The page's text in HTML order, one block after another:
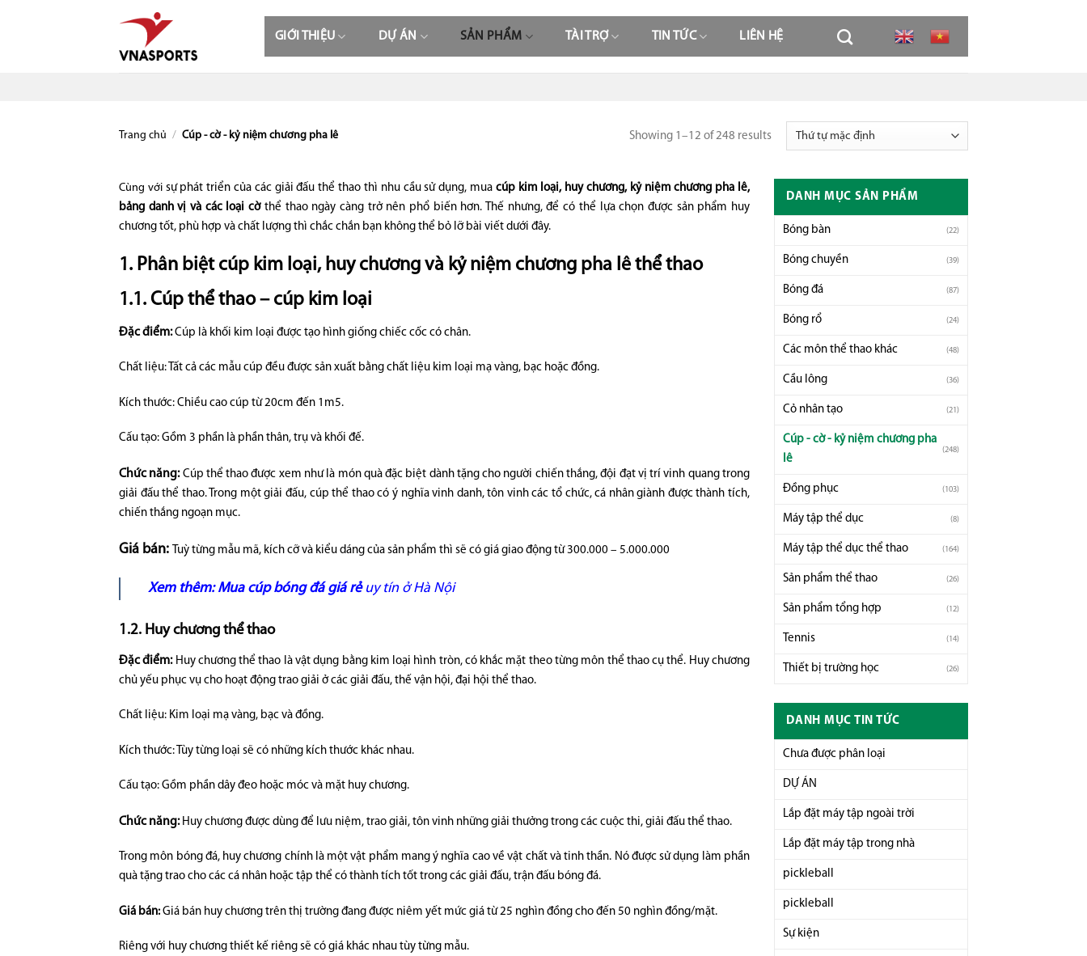
GIỚI THIỆU DỰ ÁN SẢN PHẨM TÀI TRỢ TIN TỨC LIÊN HỆ
Trang chủ / Cúp - cờ - kỷ niệm chương pha lê Showing 1–12 of 248 results
Cùng vớisự phát triển của các giải đấu thể thao thì nhu cầu sử dụng, mua cúp kim loại, huy chương, kỷ niệm chương pha lê,
bảng danh vị và các loại cờ thể thao ngày càng trở nên phổ biến hơn. Thế nhưng, để có thể lựa chọn được sản phẩm huy
chương tốt, phù hợp và chất lượng thì chắc chắn bạn không thể bỏ lỡ bài viết dưới đây.
1. Phân biệt cúp kim loại, huy chương và kỷ niệm chương pha lê thể thao
1.1. Cúp thể thao – cúp kim loại
Đặc điểm:Cúp là khối kim loại được tạo hình giống chiếc cốc có chân.
Chất liệu: Tất cả các mẫu cúp đều được sản xuất bằng chất liệu kim loại mạ vàng, bạc hoặc đồng.
Kích thước: Chiều cao cúp từ 20cm đến 1m5.
Cấu tạo: Gồm 3 phần là phần thân, trụ và khối đế.
Chức năng:Cúp thể thao được xem như là món quà đặc biệt dành tặng cho người chiến thắng, đội đạt vị trí vinh quang trong
giải đấu thể thao. Trong một giải đấu, cúp thể thao có ý nghĩa vinh danh, tôn vinh các tổ chức, cá nhân giành được thành tích,
chiến thắng ngoạn mục.
Giá bán: Tuỳ từng mẫu mã, kích cỡ và kiểu dáng của sản phẩm thì sẽ có giá giao động từ 300.000 – 5.000.000
Xem thêm:Mua cúp bóng đá giá rẻ uy tín ở Hà Nội
1.2. Huy chương thể thao
Đặc điểm: Huy chương thể thao là vật dụng bằng kim loại hình tròn, có khắc mặt theo từng môn thể thao cụ thể. Huy chương
chủ yếu phục vụ cho hoạt động trao giải ở các giải đấu, thế vận hội, đại hội thể thao.
Chất liệu: Kim loại mạ vàng, bạc và đồng.
Kích thước: Tùy từng loại sẽ có những kích thước khác nhau.
Cấu tạo: Gồm phần dây đeo hoặc móc và mặt huy chương.
Chức năng:Huy chương được dùng để lưu niệm, trao giải, tôn vinh những giải thưởng trong các cuộc thi, giải đấu thể thao.
Trong môn bóng đá, huy chương chính là một vật phẩm mang ý nghĩa cao về vật chất và tinh thần. Nó được sử dụng làm phần
quà tặng trao cho các cá nhân hoặc tập thể có thành tích tốt trong các giải đấu, trận đấu bóng đá.
Giá bán: Giá bán huy chương trên thị trường đang được niêm yết mức giá từ 25 nghìn đồng cho đến 50 nghìn đồng/mặt.
Riêng với huy chương thiết kế riêng sẽ có giá khác nhau tùy từng mẫu.
DANH MỤC SẢN PHẨM
Bóng bàn (22)
Bóng chuyền (39)
Bóng đá (87)
Bóng rổ (24)
Các môn thể thao khác (48)
Cầu lông (36)
Cỏ nhân tạo (21)
Cúp - cờ - kỷ niệm chương pha
lê
(248)
Đồng phục (103)
Máy tập thể dục (8)
Máy tập thể dục thể thao (164)
Sản phẩm thể thao (26)
Sản phẩm tổng hợp (12)
Tennis (14)
Thiết bị trường học (26)
DANH MỤC TIN TỨC
Chưa được phân loại
DỰ ÁN
Lắp đặt máy tập ngoài trời
Lắp đặt máy tập trong nhà
pickleball
pickleball
Sự kiện